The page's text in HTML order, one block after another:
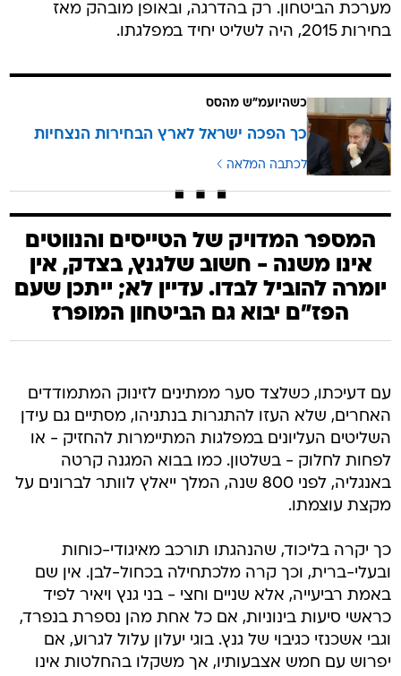
מערכת הביטחון. רק בהדרגה, ובאופן מובהק מאז
בחירות 2015, היה לשליט יחיד במפלגתו.
כשהיועמ"ש מהסס
כך הפכה ישראל לארץ הבחירות הנצחיות
לכתבה המלאה
המספר המדויק של הטייסים והנווטים
אינו משנה - חשוב שלגנץ, בצדק, אין
יומרה להוביל לבדו. עדיין לא; ייתכן שעם
הפז"ם יבוא גם הביטחון המופרז
עם דעיכתו, כשלצד סער ממתינים לזינוק המתמודדים
האחרים, שלא העזו להתגרות בנתניהו, מסתיים גם עידן
השליטים העליונים במפלגות המתיימרות להחזיק - או
לפחות לחלוק - בשלטון. כמו בבוא המגנה קרטה
באנגליה, לפני 800 שנה, המלך ייאלץ לוותר לברונים על
מקצת עוצמתו.
כך יקרה בליכוד, שהנהגתו תורכב מאיגודי-כוחות
ובעלי-ברית, וכך קרה מלכתחילה בכחול-לבן. אין שם
באמת רביעייה, אלא שניים וחצי - בני גנץ ויאיר לפיד
כראשי סיעות בינוניות, אם כל אחת מהן נספרת בנפרד,
וגבי אשכנזי כגיבוי של גנץ. בוגי יעלון עלול לגרוע, אם
יפרוש עם חמש אצבעותיו, אך משקלו בהחלטות אינו